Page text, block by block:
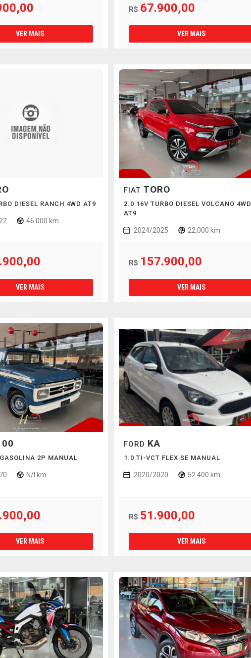
VER MAIS
R$ 67.900,00
VER MAIS
DIESEL RANCH 4WD AT9
46.000 km
VER MAIS
FIAT TORO
2.0 16V TURBO DIESEL VOLCANO 4WD
AT9
2024/2025 22.000 km
R$ 157.900,00
VER MAIS
2P MANUAL
N/I km
VER MAIS
FORD KA
1.0 TI-VCT FLEX SE MANUAL
2020/2020 52.400 km
R$ 51.900,00
VER MAIS